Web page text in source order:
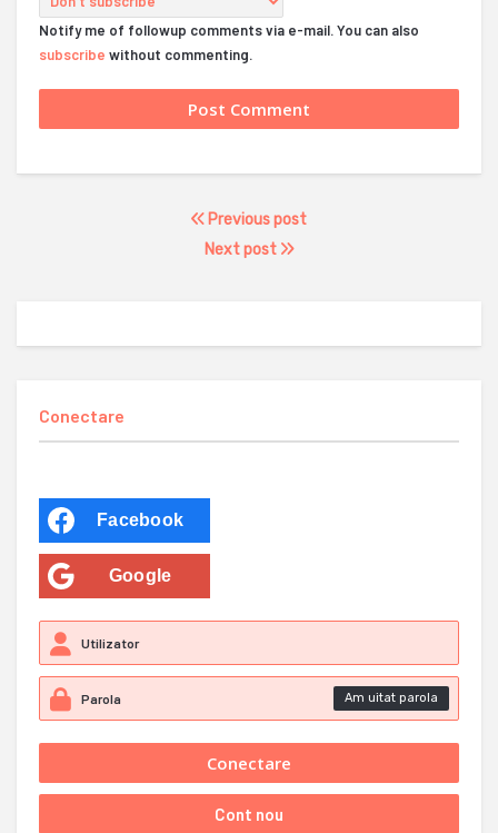
Notify me of followup comments via e-mail. You can also
subscribe without commenting.
Previous post
Next post
Conectare
Facebook
Google
Am uitat parola